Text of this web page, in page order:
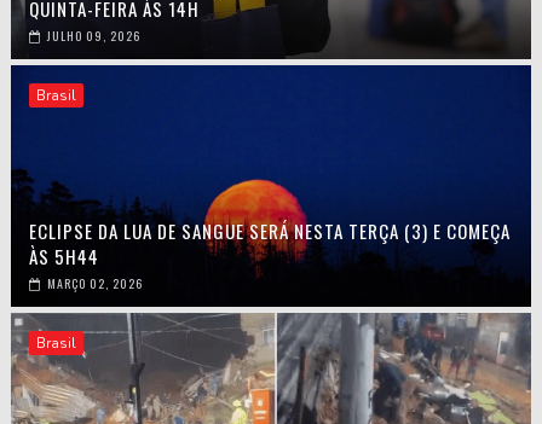
QUINTA-FEIRA ÀS 14H
JULHO 09, 2026
Brasil
ECLIPSE DA LUA DE SANGUE SERÁ NESTA TERÇA (3) E COMEÇA
ÀS 5H44
MARÇO 02, 2026
Brasil